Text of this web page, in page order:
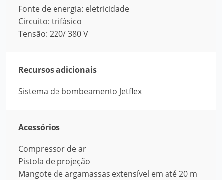
Fonte de energia: eletricidade
Circuito: trifásico
Tensão: 220/ 380 V
Recursos adicionais
Sistema de bombeamento Jetflex
Acessórios
Compressor de ar
Pistola de projeção
Mangote de argamassas extensível em até 20 m